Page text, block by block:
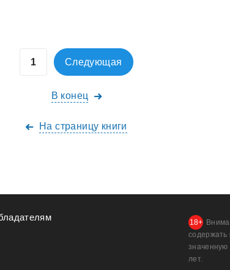
Следующая
В конец
На страницу книги
значенную
лет.